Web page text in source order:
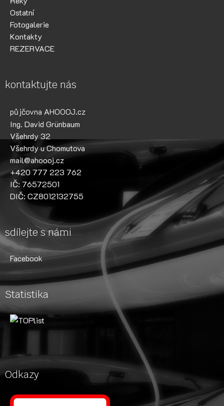
Ostatní
Fotogalerie
Kontakty
REZERVACE
kontaktujte nás
půjčovna AHOOOJ.cz
Ing. David Grünbaum
Všehrdy 32
Všehrdy u Chomutova
mail@ahoooj.cz
+420 777 223 762
IČ: 76572501
DIČ: CZ8012132755
sdílejte s námi
Facebook
Statistika
Odkazy